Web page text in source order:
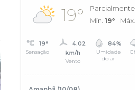
19°
Mín. 19° Máx.
19°
Sensação
4.02
km/h
Vento
84%
Umidade
do ar